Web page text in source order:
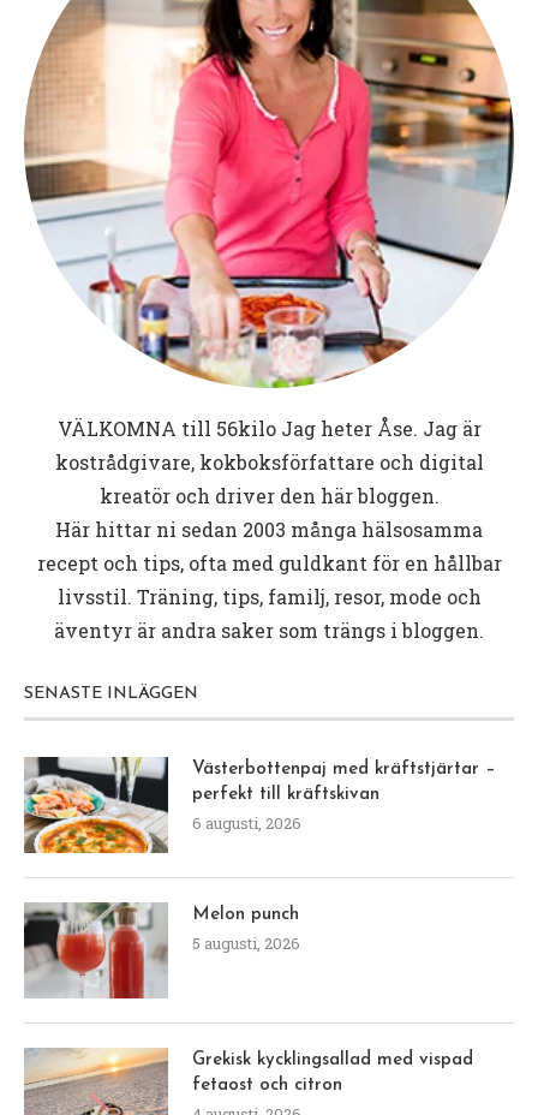
VÄLKOMNA till 56kiloJag heter Åse. Jag är
kostrådgivare, kokboksförfattare och digital
kreatör och driver den här bloggen.
Här hittar ni sedan 2003 många hälsosamma
recept och tips, ofta med guldkant för en hållbar
livsstil. Träning, tips, familj, resor, mode och
äventyr är andra saker som trängs i bloggen.
SENASTE INLÄGGEN
Västerbottenpaj med kräftstjärtar –
perfekt till kräftskivan
6 augusti, 2026
Melon punch
5 augusti, 2026
Grekisk kycklingsallad med vispad
fetaost och citron